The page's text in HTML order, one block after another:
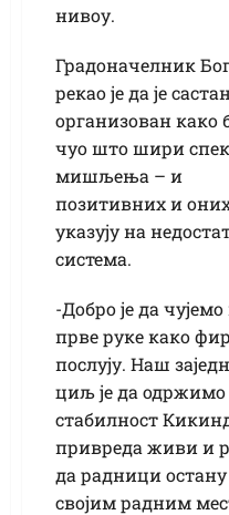
нивоу.
Градоначелник
рекао је да је
организован како
чуо што шири
мишљења – и
позитивних и
указују на
система.
-Добро је да чујемо
прве руке како
послују. Наш
циљ је да одржимо
стабилност
привреда живи и
да радници
својим радним